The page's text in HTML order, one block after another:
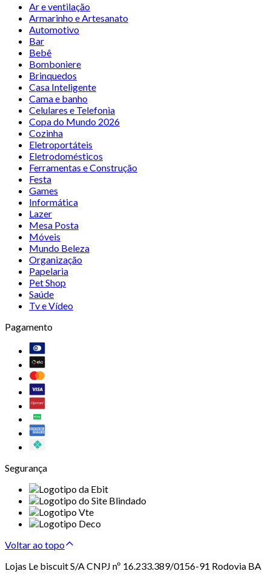
Ar e ventilação
Armarinho e Artesanato
Automotivo
Bar
Bebê
Bomboniere
Brinquedos
Casa Inteligente
Cama e banho
Celulares e Telefonia
Copa do Mundo 2026
Cozinha
Eletroportáteis
Eletrodomésticos
Ferramentas e Construção
Festa
Games
Informática
Lazer
Mesa Posta
Móveis
Mundo Beleza
Organização
Papelaria
Pet Shop
Saúde
Tv e Vídeo
Pagamento
Segurança
Voltar ao topo
Lojas Le biscuit S/A CNPJ nº 16.233.389/0156-91 Rodovia BA